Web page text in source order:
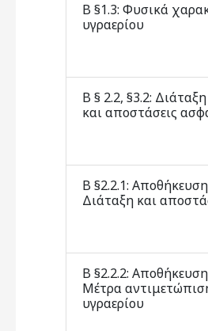
Β §1.3: Φυσικά
υγραερίου
Β § 2.2, §3.2:
και αποστάσεις
Β §2.2.1:
Διάταξη και
Β §2.2.2:
Μέτρα
υγραερίου